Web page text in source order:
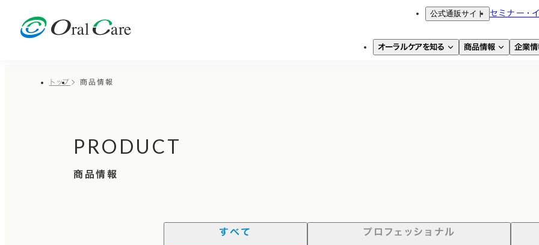
公式通販サイト セミナー・
オーラルケアを知る 商品情報 企業
トップ 商品情報
PRODUCT
商品情報
すべて プロフェッショナル